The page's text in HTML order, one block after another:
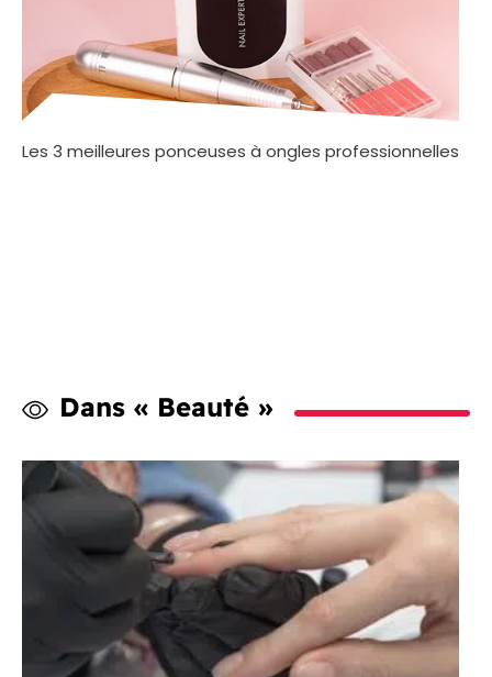
Les 3 meilleures ponceuses à ongles professionnelles
Dans « Beauté »